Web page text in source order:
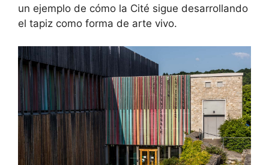
un ejemplo de cómo la Cité sigue desarrollando
el tapiz como forma de arte vivo.